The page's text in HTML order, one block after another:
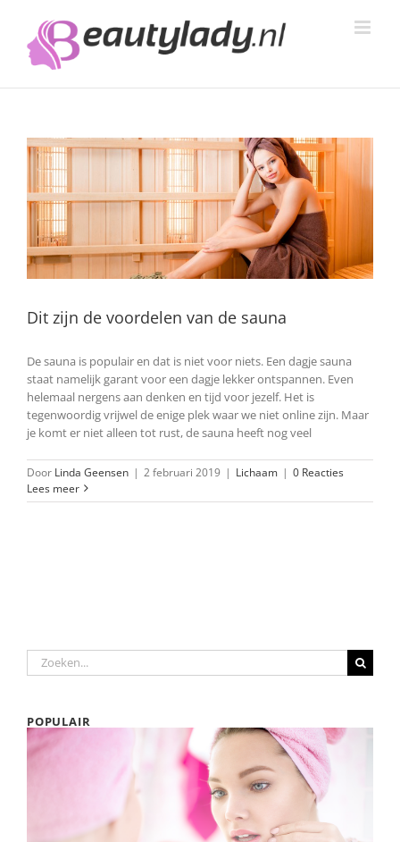
inhoud
Dit zijn de voordelen van de sauna
De sauna is populair en dat is niet voor niets. Een dagje sauna
staat namelijk garant voor een dagje lekker ontspannen. Even
helemaal nergens aan denken en tijd voor jezelf. Het is
tegenwoordig vrijwel de enige plek waar we niet online zijn. Maar
je komt er niet alleen tot rust, de sauna heeft nog veel
Door Linda Geensen | 2 februari 2019 | Lichaam | 0 Reacties
Lees meer
Zoeken
naar:
POPULAIR